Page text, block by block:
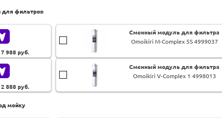
для фильтров
7 988руб.
Сменный модуль для фильтра
Omoikiri M-Complex 5S 4999037
2 888руб.
Cменный модуль для фильтра
Omoikiri V-Complex 1 4998013
мойку